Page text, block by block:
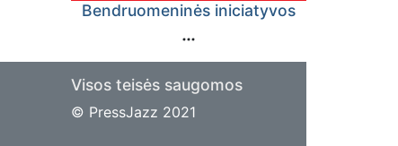
Bendruomeninės iniciatyvos
Visos teisės saugomos
© PressJazz 2021